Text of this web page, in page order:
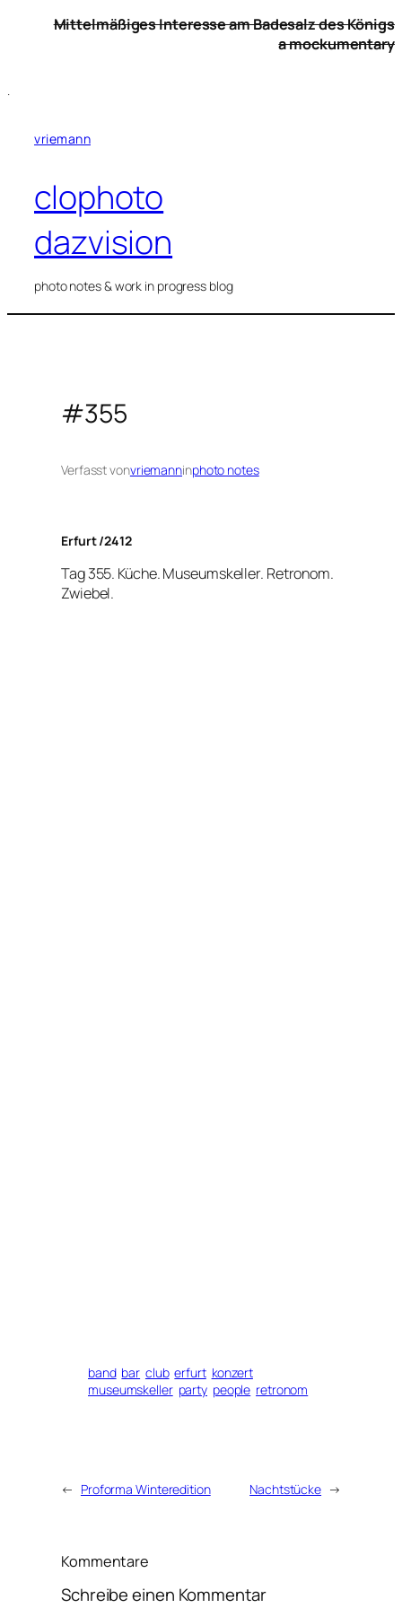
Mittelmäßiges Interesse am Badesalz des Königs
a mockumentary
vriemann
clophoto
dazvision
photo notes & work in progress blog
#355
Verfasst vonvriemanninphoto notes
Erfurt /2412
Tag 355. Küche. Museumskeller. Retronom.
Zwiebel.
band bar club erfurt konzert
museumskeller party people retronom
← Proforma Winteredition Nachtstücke →
Kommentare
Schreibe einen Kommentar